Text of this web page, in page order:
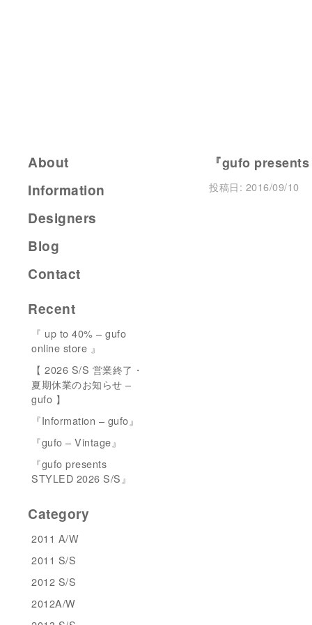
『gufo
投稿日: 2016/09/10
About
Information
Designers
Blog
Contact
Recent
『 up to 40% – gufo
online store 』
【 2026 S/S 営業終了・
夏期休業のお知らせ –
gufo 】
『Information – gufo』
『gufo – Vintage』
『gufo presents
STYLED 2026 S/S』
Category
2011 A/W
2011 S/S
2012 S/S
2012A/W